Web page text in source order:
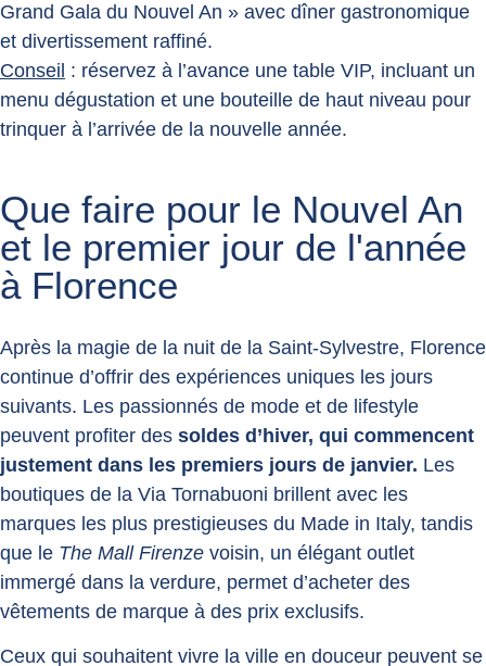
Grand Gala du Nouvel An » avec dîner gastronomique
et divertissement raffiné.
Conseil : réservez à l’avance une table VIP, incluant un
menu dégustation et une bouteille de haut niveau pour
trinquer à l’arrivée de la nouvelle année.
Que faire pour le Nouvel An
et le premier jour de l'année
à Florence
Après la magie de la nuit de la Saint-Sylvestre, Florence
continue d’offrir des expériences uniques les jours
suivants. Les passionnés de mode et de lifestyle
peuvent profiter des soldes d’hiver, qui commencent
justement dans les premiers jours de janvier. Les
boutiques de la Via Tornabuoni brillent avec les
marques les plus prestigieuses du Made in Italy, tandis
que le The Mall Firenze voisin, un élégant outlet
immergé dans la verdure, permet d’acheter des
vêtements de marque à des prix exclusifs.
Ceux qui souhaitent vivre la ville en douceur peuvent se